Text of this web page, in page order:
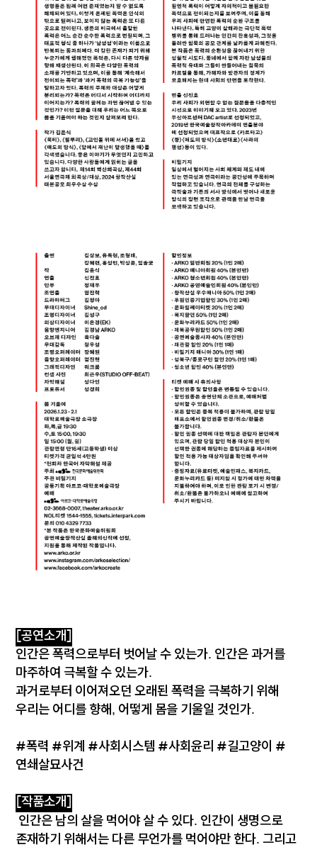
[공연소개]
인간은 폭력으로부터 벗어날 수 있는가. 인간은 과거를
마주하여 극복할 수 있는가.
과거로부터 이어져오던 오래된 폭력을 극복하기 위해
우리는 어디를 향해, 어떻게 몸을 기울일 것인가.
#폭력 #위계 #사회시스템 #사회윤리 #길고양이 #
연쇄살묘사건
[작품소개]
인간은 남의 살을 먹어야 살 수 있다. 인간이 생명으로
존재하기 위해서는 다른 무언가를 먹어야만 한다. 그리고